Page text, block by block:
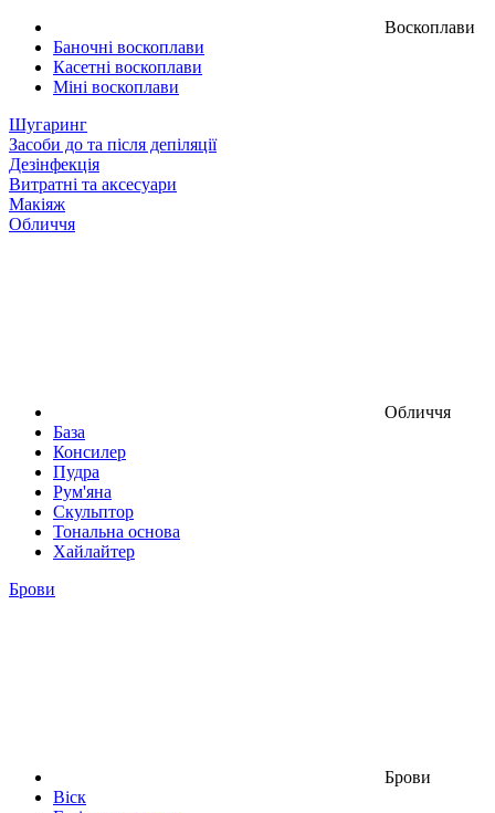
Воскоплави
Баночні воскоплави
Касетні воскоплави
Міні воскоплави
Шугаринг
Засоби до та після депіляції
Дезінфекція
Витратні та аксесуари
Макіяж
Обличчя
Обличчя
База
Консилер
Пудра
Рум'яна
Скульптор
Тональна основа
Хайлайтер
Брови
Брови
Віск